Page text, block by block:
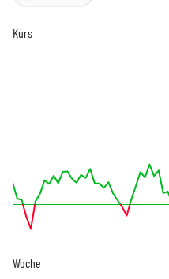
Kurs
Woche